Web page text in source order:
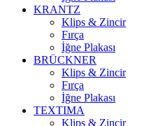
KRANTZ
Klips & Zincir
Fırça
İğne Plakası
BRÜCKNER
Klips & Zincir
Fırça
İğne Plakası
TEXTIMA
Klips & Zincir